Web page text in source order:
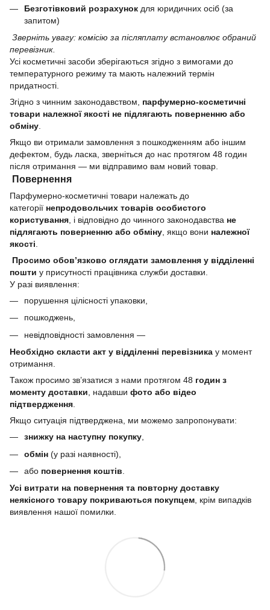
Безготівковий розрахунок для юридичних осіб (за
запитом)
Зверніть увагу: комісію за післяплату встановлює обраний
перевізник.
Усі косметичні засоби зберігаються згідно з вимогами до
температурного режиму та мають належний термін
придатності.
Згідно з чинним законодавством, парфумерно-косметичні
товари належної якості не підлягають поверненню або
обміну
Якщо ви отримали замовлення з пошкодженням або іншим
дефектом, будь ласка, зверніться до нас протягом 48 годин
після отримання — ми відправимо вам новий товар.
Повернення
Парфумерно-косметичні товари належать до
категорії непродовольчих товарів особистого
користування , і відповідно до чинного законодавства не
підлягають поверненню або обміну , якщо вони належної
якості
Просимо обов’язково оглядати замовлення у відділенні
пошти у присутності працівника служби доставки.
У разі виявлення:
порушення цілісності упаковки,
пошкоджень,
невідповідності замовлення —
Необхідно скласти акт у відділенні перевізника у момент
отримання.
Також просимо зв’язатися з нами протягом 48 годин з
моменту доставки, надавши фото або відео
підтвердження.
Якщо ситуація підтверджена, ми можемо запропонувати:
знижку на наступну покупку,
обмін (у разі наявності),
або повернення коштів
Усі витрати на повернення та повторну доставку
неякісного товару покриваються покупцем, крім випадків
виявлення нашої помилки.